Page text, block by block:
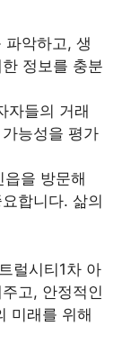
파악하고, 생
정보를 충분
자들의 거래
능성을 평가
읍을 방문해
합니다. 삶의
럴시티1차 아
고, 안정적인
미래를 위해